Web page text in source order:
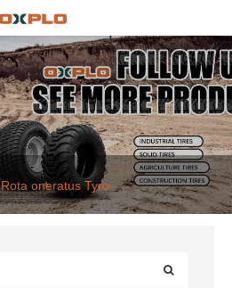
Rota oneratus Tyro